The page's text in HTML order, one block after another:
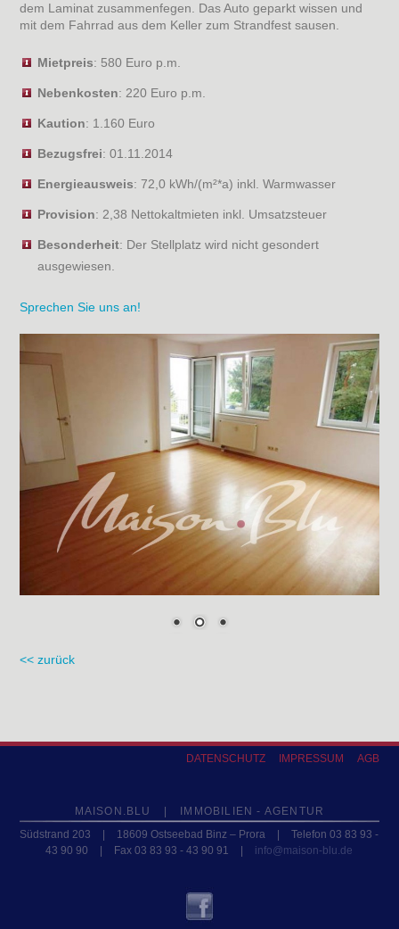
dem Laminat zusammenfegen. Das Auto geparkt wissen und
mit dem Fahrrad aus dem Keller zum Strandfest sausen.
Mietpreis: 580 Euro p.m.
Nebenkosten: 220 Euro p.m.
Kaution: 1.160 Euro
Bezugsfrei: 01.11.2014
Energieausweis: 72,0 kWh/(m²*a) inkl. Warmwasser
Provision: 2,38 Nettokaltmieten inkl. Umsatzsteuer
Besonderheit: Der Stellplatz wird nicht gesondert
ausgewiesen.
Sprechen Sie uns an!
<< zurück
AGB
IMPRESSUM
DATENSCHUTZ
MAISON.BLU
IMMOBILIEN - AGENTUR
Südstrand 203
18609 Ostseebad Binz – Prora
Telefon 03 83 93 -
43 90 90
Fax 03 83 93 - 43 90 91 info@maison-blu.de